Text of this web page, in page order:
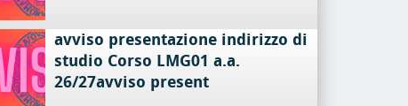
avviso presentazione indirizzo di
studio Corso LMG01 a.a.
26/27avviso present